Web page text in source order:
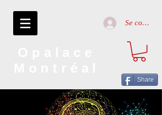
Se connecter
Share